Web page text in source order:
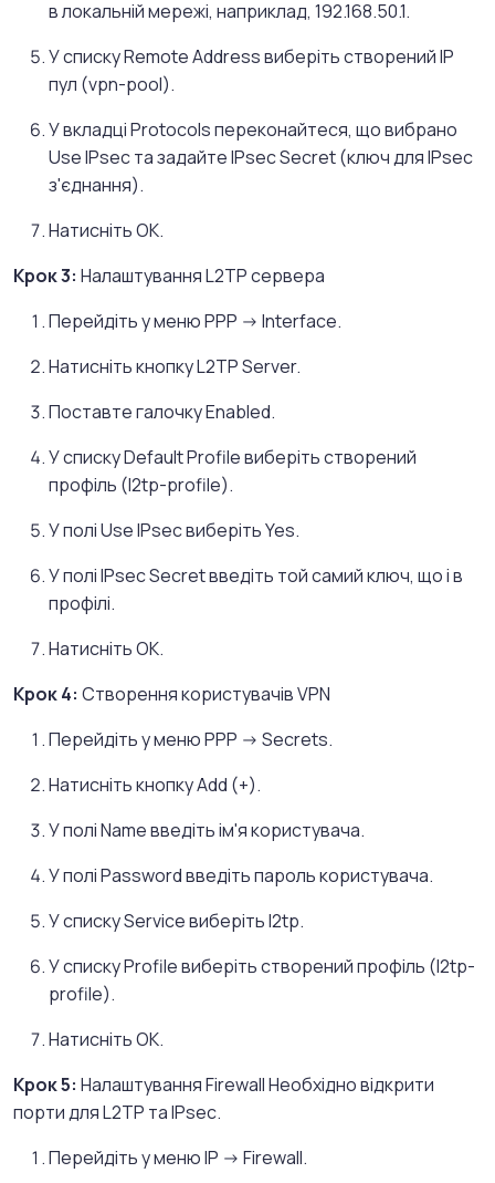
в локальній мережі, наприклад, 192.168.50.1.
У списку Remote Address виберіть створений IP
пул (vpn-pool).
У вкладці Protocols переконайтеся, що вибрано
Use IPsec та задайте IPsec Secret (ключ для IPsec
з'єднання).
Натисніть OK.
Крок 3: Налаштування L2TP сервера
Перейдіть у меню PPP -> Interface.
Натисніть кнопку L2TP Server.
Поставте галочку Enabled.
У списку Default Profile виберіть створений
профіль (l2tp-profile).
У полі Use IPsec виберіть Yes.
У полі IPsec Secret введіть той самий ключ, що і в
профілі.
Натисніть OK.
Крок 4: Створення користувачів VPN
Перейдіть у меню PPP -> Secrets.
Натисніть кнопку Add (+).
У полі Name введіть ім'я користувача.
У полі Password введіть пароль користувача.
У списку Service виберіть l2tp.
У списку Profile виберіть створений профіль (l2tp-
profile).
Натисніть OK.
Крок 5: Налаштування Firewall Необхідно відкрити
порти для L2TP та IPsec.
Перейдіть у меню IP -> Firewall.